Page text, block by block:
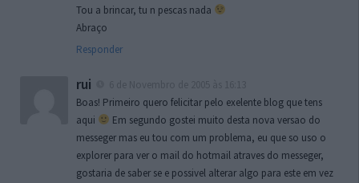
Tou a brincar, tu n pescas nada
Abraço
Responder
rui
Boas! Primeiro quero felicitar pelo exelente blog que tens
aqui
Em segundo gostei muito desta nova versao do
messeger mas eu tou com um problema, eu que so uso o
explorer para ver o mail do hotmail atraves do messeger,
gostaria de saber se e possivel alterar algo para este em vez